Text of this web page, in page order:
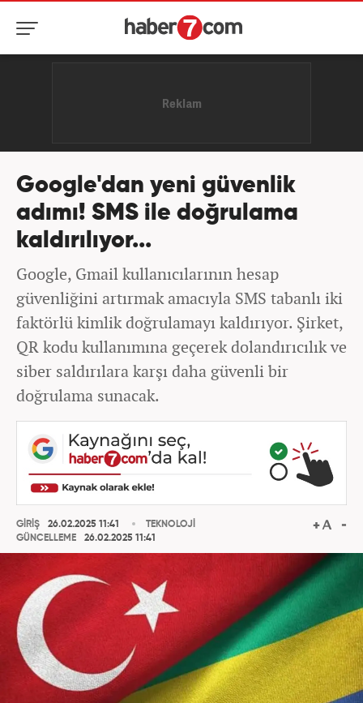
Google'dan yeni güvenlik
adımı! SMS ile doğrulama
kaldırılıyor...
Google, Gmail kullanıcılarının hesap
güvenliğini artırmak amacıyla SMS tabanlı iki
faktörlü kimlik doğrulamayı kaldırıyor. Şirket,
QR kodu kullanımına geçerek dolandırıcılık ve
siber saldırılara karşı daha güvenli bir
doğrulama sunacak.
GİRİŞ
26.02.2025 11:41
GÜNCELLEME
26.02.2025 11:41
TEKNOLOJİ